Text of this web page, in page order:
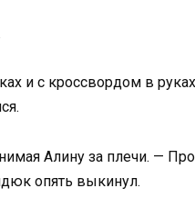
и с кроссвордом в
Алину за плечи. —
опять выкинул.